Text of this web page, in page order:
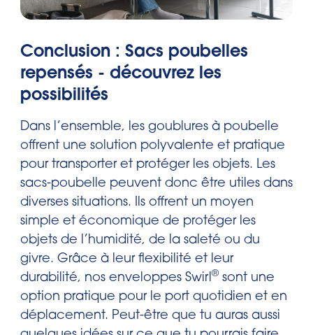
Conclusion : Sacs poubelles
repensés - découvrez les
possibilités
Dans l’ensemble, les goublures à poubelle
offrent une solution polyvalente et pratique
pour transporter et protéger les objets. Les
sacs-poubelle peuvent donc être utiles dans
diverses situations. Ils offrent un moyen
simple et économique de protéger les
objets de l’humidité, de la saleté ou du
givre. Grâce à leur flexibilité et leur
durabilité, nos enveloppes Swirl® sont une
option pratique pour le port quotidien et en
déplacement. Peut-être que tu auras aussi